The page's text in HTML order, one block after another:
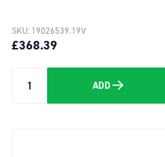
£368.39
SKU: 19026539.19V
Quantity ADD